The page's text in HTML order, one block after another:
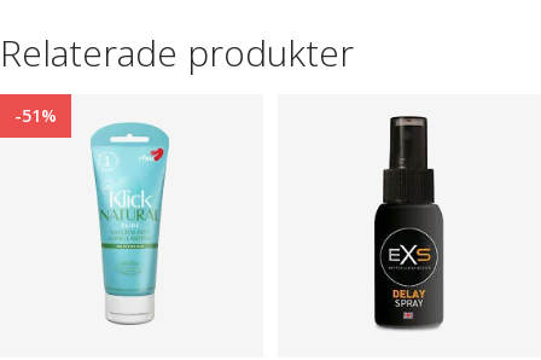
Relaterade produkter
-51%